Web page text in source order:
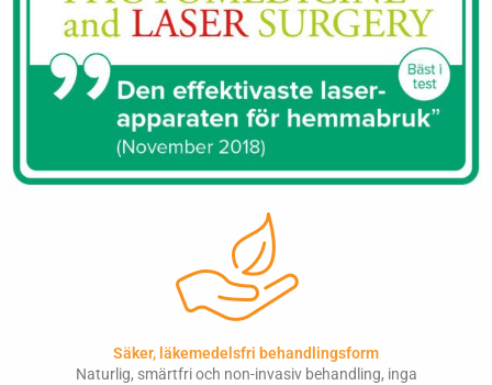
Säker, läkemedelsfri behandlingsform
Naturlig, smärtfri och non-invasiv behandling, inga